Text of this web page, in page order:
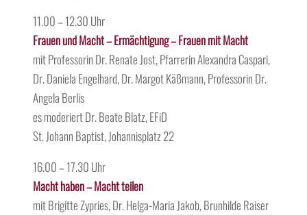
11.00 – 12.30 Uhr
Frauen und Macht – Ermächtigung – Frauen mit Macht
mit Professorin Dr. Renate Jost, Pfarrerin Alexandra Caspari,
Dr. Daniela Engelhard, Dr. Margot Käßmann, Professorin Dr.
Angela Berlis
es moderiert Dr. Beate Blatz, EFiD
St. Johann Baptist, Johannisplatz 22
16.00 – 17.30 Uhr
Macht haben – Macht teilen
mit Brigitte Zypries, Dr. Helga-Maria Jakob, Brunhilde Raiser